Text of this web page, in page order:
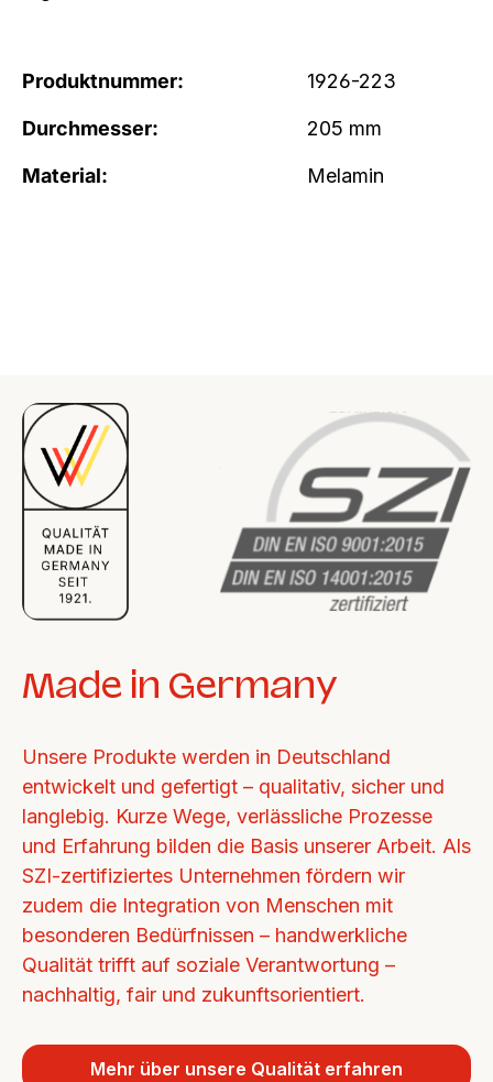
Produktnummer: 1926-223
Durchmesser: 205 mm
Material: Melamin
Made in Germany
Unsere Produkte werden in Deutschland
entwickelt und gefertigt – qualitativ, sicher und
langlebig. Kurze Wege, verlässliche Prozesse
und Erfahrung bilden die Basis unserer Arbeit. Als
SZI-zertifiziertes Unternehmen fördern wir
zudem die Integration von Menschen mit
besonderen Bedürfnissen – handwerkliche
Qualität trifft auf soziale Verantwortung –
nachhaltig, fair und zukunftsorientiert.
Mehr über unsere Qualität erfahren